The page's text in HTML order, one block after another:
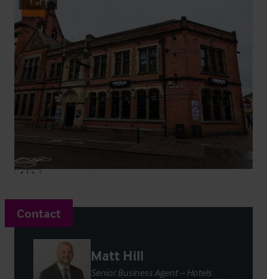
Sold
1 of7
Contact
Matt Hill
Senior Business Agent – Hotels